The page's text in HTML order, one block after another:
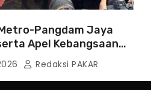
Pangdam Jaya
Apel Kebangsaan
Redaksi PAKAR